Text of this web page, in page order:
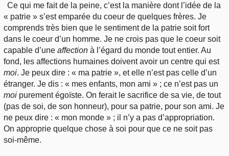
Ce qui me fait de la peine, c’est la manière dont l’idée de la
« patrie » s’est emparée du coeur de quelques frères. Je
comprends très bien que le sentiment de la patrie soit fort
dans le coeur d’un homme. Je ne crois pas que le coeur soit
capable d’une affection à l’égard du monde tout entier. Au
fond, les affections humaines doivent avoir un centre qui est
moi. Je peux dire : « ma patrie », et elle n’est pas celle d’un
étranger. Je dis : « mes enfants, mon ami » ; ce n’est pas un
moi purement égoïste. On ferait le sacrifice de sa vie, de tout
(pas de soi, de son honneur), pour sa patrie, pour son ami. Je
ne peux dire : « mon monde » ; il n’y a pas d’appropriation.
On approprie quelque chose à soi pour que ce ne soit pas
soi-même.